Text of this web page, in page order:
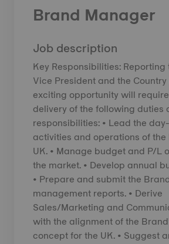
Brand Manager
Job description
Key Responsibilities:
Vice President and the
exciting opportunity will
delivery of the following duties
responsibilities: • Lead the
activities and operations of
UK. • Manage budget and P/L
the market. • Develop annual
• Prepare and submit the
management reports. • Derive
Sales/Marketing and
with the alignment of the
concept for the UK. • Suggest